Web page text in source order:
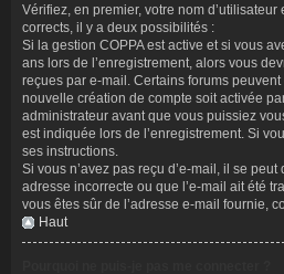
Vérifiez, en premier, votre nom d’utilisateur
corrects, il y a deux possibilités :
Si la gestion COPPA est active et si vous
ans lors de l’enregistrement, alors vous
reçues par e-mail. Certains forums
nouvelle création de compte soit activée
administrateur avant que vous puissiez
est indiquée lors de l’enregistrement. Si
ses instructions.
Si vous n’avez pas reçu d’e-mail, il se
adresse incorrecte ou que l’e-mail ait été
vous êtes sûr de l’adresse e-mail fournie,
Haut